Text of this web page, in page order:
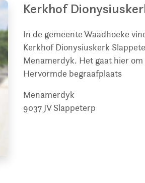
Kerkhof
In de gemeente Waadhoeke
Kerkhof Dionysiuskerk
Menamerdyk. Het gaat hier
Hervormde begraafplaats
Menamerdyk
9037 JV Slappeterp